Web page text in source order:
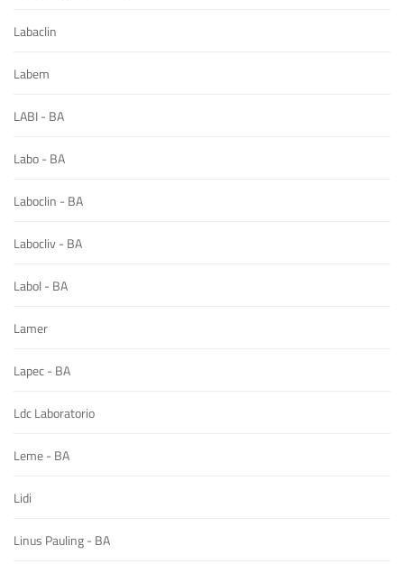
Labaclin
Labem
LABI - BA
Labo - BA
Laboclin - BA
Labocliv - BA
Labol - BA
Lamer
Lapec - BA
Ldc Laboratorio
Leme - BA
Lidi
Linus Pauling - BA